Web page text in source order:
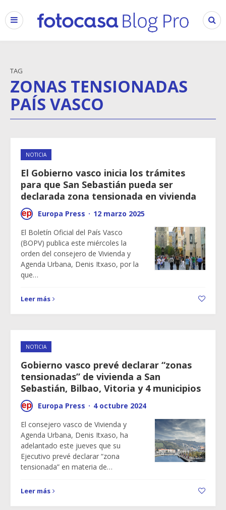
TAG
ZONAS TENSIONADAS
PAÍS VASCO
NOTICIA
El Gobierno vasco inicia los trámites
para que San Sebastián pueda ser
declarada zona tensionada en vivienda
Europa Press · 12 marzo 2025
El Boletín Oficial del País Vasco
(BOPV) publica este miércoles la
orden del consejero de Vivienda y
Agenda Urbana, Denis Itxaso, por la
que…
Leer más
NOTICIA
Gobierno vasco prevé declarar “zonas
tensionadas” de vivienda a San
Sebastián, Bilbao, Vitoria y 4 municipios
Europa Press · 4 octubre 2024
El consejero vasco de Vivienda y
Agenda Urbana, Denis Itxaso, ha
adelantado este jueves que su
Ejecutivo prevé declarar “zona
tensionada” en materia de…
Leer más